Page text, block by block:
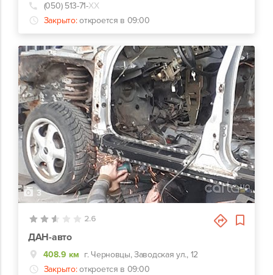
(050) 513-71-ХХ
Закрыто: откроется в 09:00
3
2.6
ДАН-авто
408.9 км г. Черновцы, Заводская ул., 12
Закрыто: откроется в 09:00